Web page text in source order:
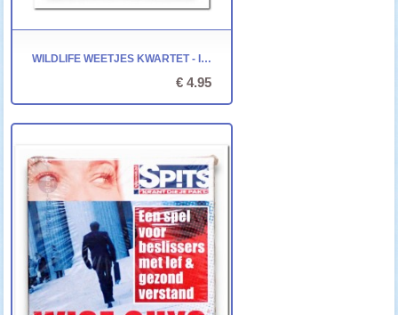
WILDLIFE WEETJES KWARTET - IDENTITY GAMES
€ 4.95